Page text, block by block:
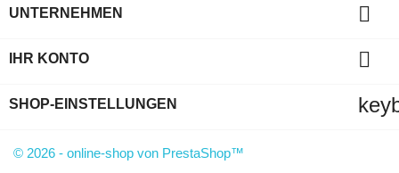
UNTERNEHMEN 
IHR KONTO 
SHOP-EINSTELLUNGEN
© 2026 - online-shop von PrestaShop™